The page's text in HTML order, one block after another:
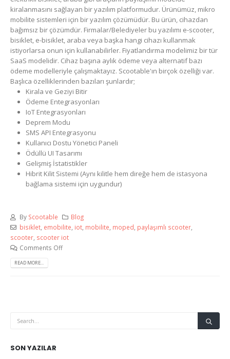
kiralanmasını sağlayan bir yazılım platformudur. Ürünümüz, mikro
mobilite sistemleri için bir yazılım çözümüdür. Bu ürün, cihazdan
bağımsız bir çözümdür. Firmalar/Belediyeler bu yazılımı e-scooter,
bisiklet, e-bisiklet, araba veya başka hangi cihazı kullanmak
istiyorlarsa onun için kullanabilirler. Fiyatlandırma modelimiz bir tür
SaaS modelidir. Cihaz başına aylık ödeme veya alternatif bazı
ödeme modelleriyle çalışmaktayız. Scootable'ın birçok özelliği var.
Başlıca özelliklerinden bazıları şunlardır;
Kirala ve Geziyi Bitir
Ödeme Entegrasyonları
IoT Entegrasyonları
Deprem Modu
SMS API Entegrasyonu
Kullanıcı Dostu Yönetici Paneli
Ödüllü UI Tasarımı
Gelişmiş İstatistikler
Hibrit Kilit Sistemi (Aynı kilitle hem direğe hem de istasyona
bağlama sistemi için uygundur)
By Scootable
Blog
bisiklet, emobilite, iot, mobilite, moped, paylaşımlı scooter,
scooter, scooter iot
Comments Off
READ MORE...
SON YAZILAR